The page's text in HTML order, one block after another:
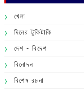
খেলা
দিনের টুকিটাকি
দেশ - বিদেশ
বিনোদন
বিশেষ রচনা